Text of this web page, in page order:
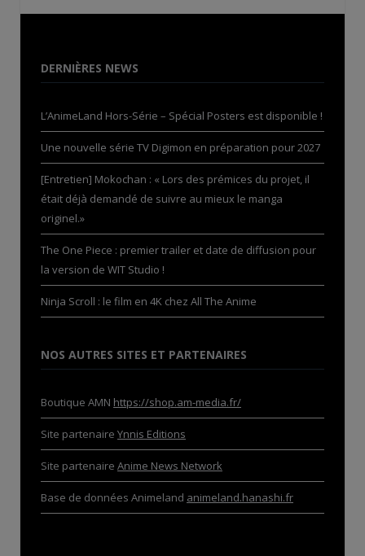
DERNIÈRES NEWS
L’AnimeLand Hors-Série – Spécial Posters est disponible !
Une nouvelle série TV Digimon en préparation pour 2027
[Entretien] Mokochan : « Lors des prémices du projet, il
était déjà demandé de suivre au mieux le manga
originel.»
The One Piece : premier trailer et date de diffusion pour
la version de WIT Studio !
Ninja Scroll : le film en 4K chez All The Anime
NOS AUTRES SITES ET PARTENAIRES
Boutique AMN https://shop.am-media.fr/
Site partenaire Ynnis Editions
Site partenaire Anime News Network
Base de données Animeland animeland.hanashi.fr